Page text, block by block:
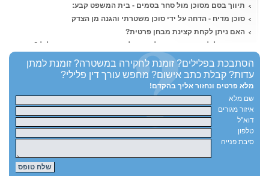
תיווך בסם מסוכן מול סחר בסמים - בית המשפט קבע:
סוכן מדיח - הדחה על ידי סוכן משטרתי והגנה מן הצדק
האם ניתן לקחת קצינת מבחן פרטית?
רישום פלילי ועבודה - היכן לא ניתן להעסיק אדם עם רישום פלילי?
הסתבכת בפלילים?זומנת לחקירה במשטרה? זומנת למתן
עדות? קבלת כתב אישום? מחפש עורך דין פלילי?
מלא פרטים ונחזור אליך בהקדם!
שם מלא
איזור מגורים
דוא"ל
טלפון
סיבת פנייה